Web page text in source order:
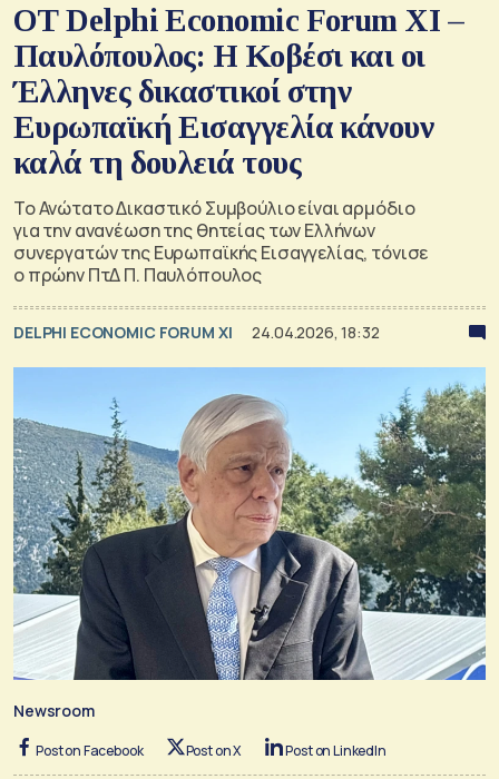
ΟΤ Delphi Economic Forum XI –
Παυλόπουλος: Η Κοβέσι και οι
Έλληνες δικαστικοί στην
Ευρωπαϊκή Εισαγγελία κάνουν
καλά τη δουλειά τους
Το Ανώτατο Δικαστικό Συμβούλιο είναι αρμόδιο
για την ανανέωση της θητείας των Ελλήνων
συνεργατών της Ευρωπαϊκής Εισαγγελίας, τόνισε
ο πρώην ΠτΔ Π. Παυλόπουλος
DELPHI ECONOMIC FORUM XI 24.04.2026, 18:32
Newsroom
Post on Facebook Post on X Post on LinkedIn